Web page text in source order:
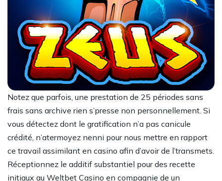
Notez que parfois, une prestation de 25 périodes sans
frais sans archive rien s’presse non personnellement. Si
vous détectez dont le gratification n’a pas canicule
crédité, n’atermoyez nenni pour nous mettre en rapport
ce travail assimilant en casino afin d’avoir de l’transmets.
Réceptionnez le additif substantiel pour des recette
initiaux au Weltbet Casino en compagnie de un